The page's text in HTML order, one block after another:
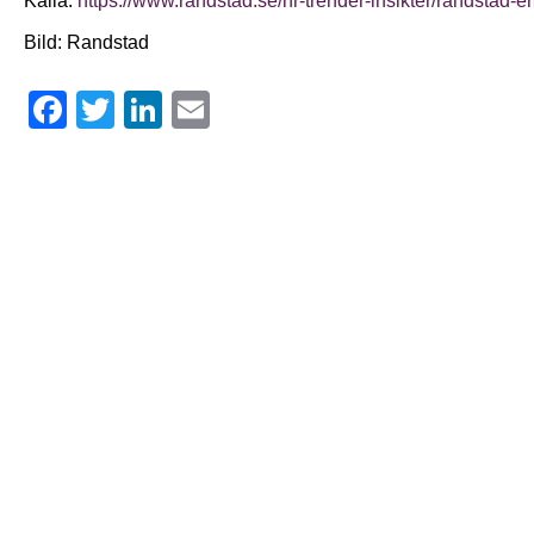
Bild: Randstad
Facebook
Twitter LinkedIn